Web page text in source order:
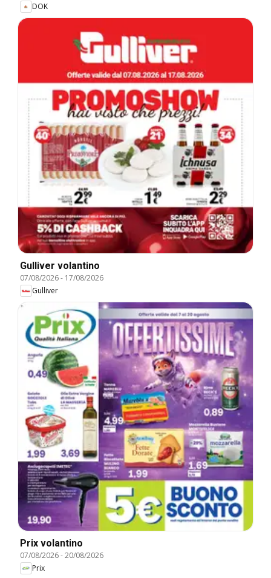
DOK
Gulliver volantino
07/08/2026- 17/08/2026
Gulliver
Prix volantino
07/08/2026-20/08/2026
Prix